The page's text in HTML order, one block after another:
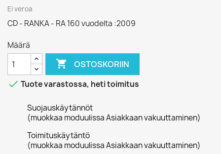
Ei veroa
CD - RANKA - RA 160 vuodelta :2009
Määrä
 OSTOSKORIIN
 Tuote varastossa, heti toimitus
Suojauskäytännöt
(muokkaa moduulissa Asiakkaan vakuuttaminen)
Toimituskäytäntö
(muokkaa moduulissa Asiakkaan vakuuttaminen)